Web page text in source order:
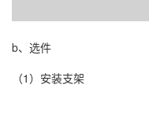
b、选件
（1）安装支架